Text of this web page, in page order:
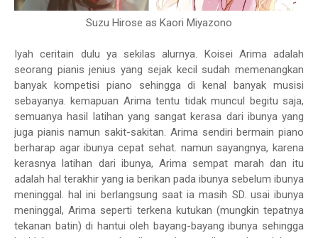
Suzu Hirose as Kaori Miyazono
Iyah ceritain dulu ya sekilas alurnya. Koisei Arima adalah
seorang pianis jenius yang sejak kecil sudah memenangkan
banyak kompetisi piano sehingga di kenal banyak musisi
sebayanya. kemapuan Arima tentu tidak muncul begitu saja,
semuanya hasil latihan yang sangat kerasa dari ibunya yang
juga pianis namun sakit-sakitan. Arima sendiri bermain piano
berharap agar ibunya cepat sehat. namun sayangnya, karena
kerasnya latihan dari ibunya, Arima sempat marah dan itu
adalah hal terakhir yang ia berikan pada ibunya sebelum ibunya
meninggal. hal ini berlangsung saat ia masih SD. usai ibunya
meninggal, Arima seperti terkena kutukan (mungkin tepatnya
tekanan batin) di hantui oleh bayang-bayang ibunya sehingga